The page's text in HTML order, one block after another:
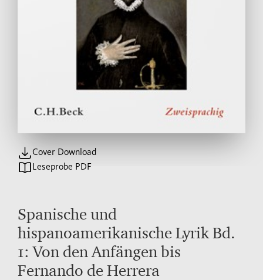
Cover Download
Leseprobe PDF
Spanische und
hispanoamerikanische Lyrik Bd.
1: Von den Anfängen bis
Fernando de Herrera